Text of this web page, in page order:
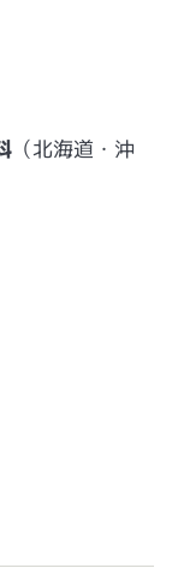
（北海道・沖